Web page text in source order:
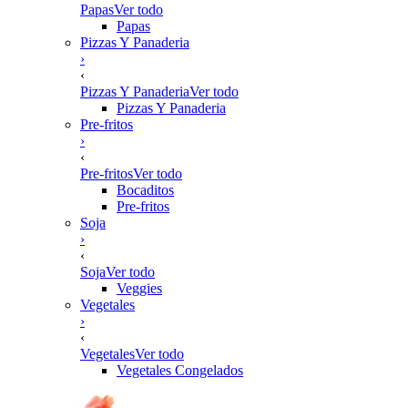
PapasVer todo
Papas
Pizzas Y Panaderia
›
‹
Pizzas Y PanaderiaVer todo
Pizzas Y Panaderia
Pre-fritos
›
‹
Pre-fritosVer todo
Bocaditos
Pre-fritos
Soja
›
‹
SojaVer todo
Veggies
Vegetales
›
‹
VegetalesVer todo
Vegetales Congelados